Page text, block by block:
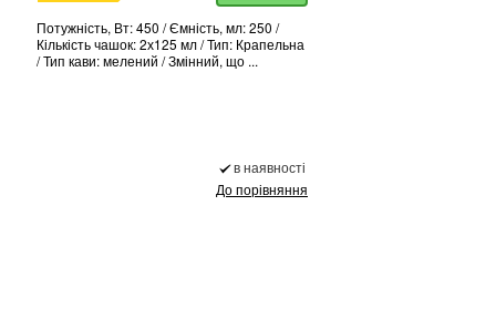
Потужність, Вт: 450 / Ємність, мл: 250 /
Кількість чашок: 2х125 мл / Тип: Крапельна
/ Тип кави: мелений / Змінний, що ...
в наявності
До порівняння